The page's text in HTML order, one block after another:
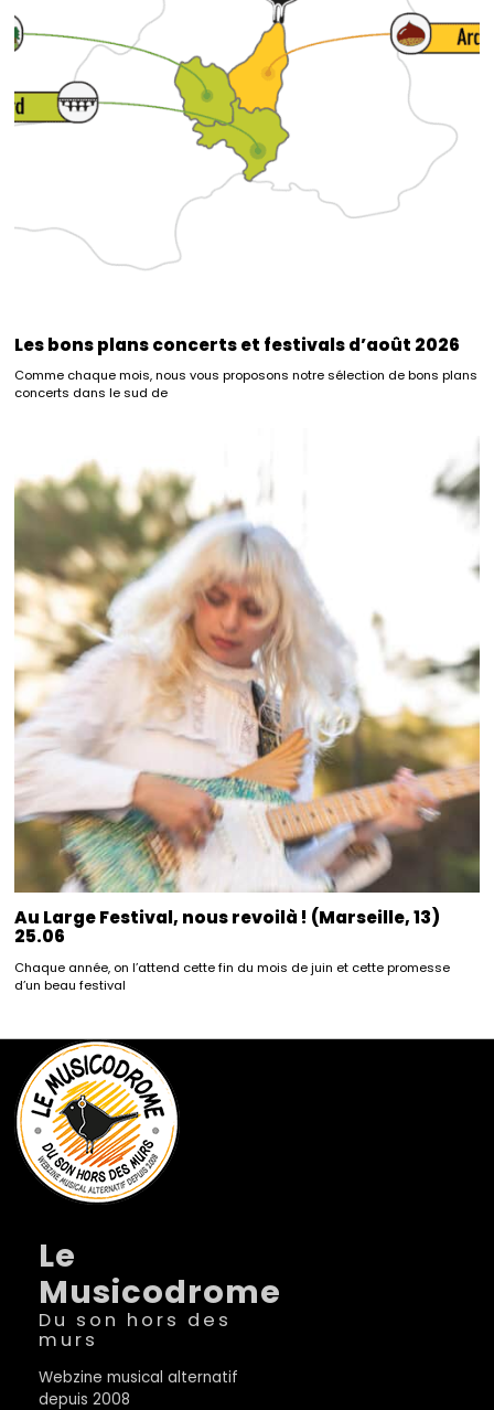
Les bons plans concerts et festivals d’août 2026
Comme chaque mois, nous vous proposons notre sélection de bons plans
concerts dans le sud de
Au Large Festival, nous revoilà ! (Marseille, 13)
25.06
Chaque année, on l’attend cette fin du mois de juin et cette promesse
d’un beau festival
Le
Musicodrome
Du son hors des
murs
Webzine musical alternatif
depuis 2008